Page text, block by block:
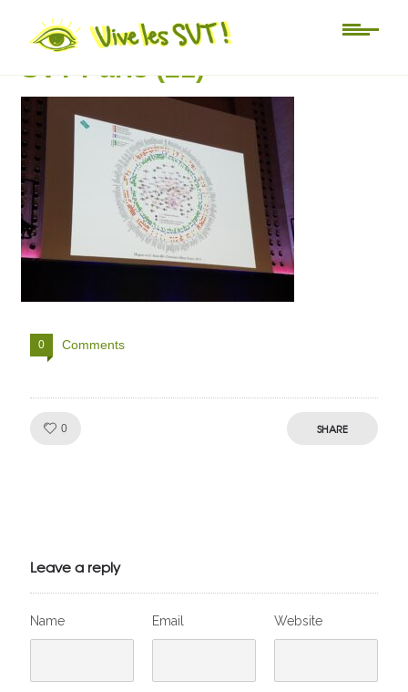
Journées nationales APBG
SVT Paris (21)
0 Comments
0 SHARE
Leave a reply
Name Email Website